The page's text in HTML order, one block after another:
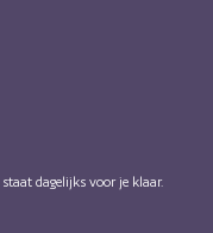
staat dagelijks voor je klaar.